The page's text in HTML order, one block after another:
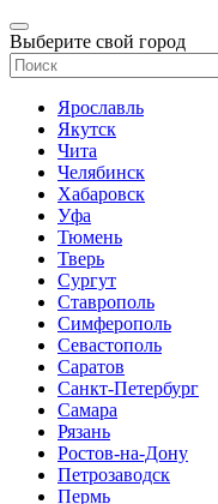
Выберите свой город
Ярославль
Якутск
Чита
Челябинск
Хабаровск
Уфа
Тюмень
Тверь
Сургут
Ставрополь
Симферополь
Севастополь
Саратов
Санкт-Петербург
Самара
Рязань
Ростов-на-Дону
Петрозаводск
Пермь